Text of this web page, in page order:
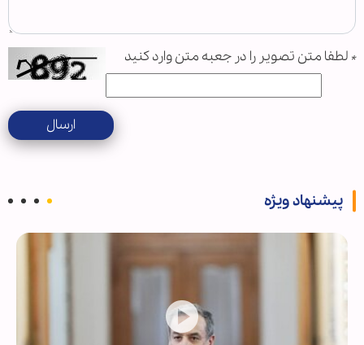
* لطفا متن تصویر را در جعبه متن وارد کنید
ارسال
پیشنهاد ویژه